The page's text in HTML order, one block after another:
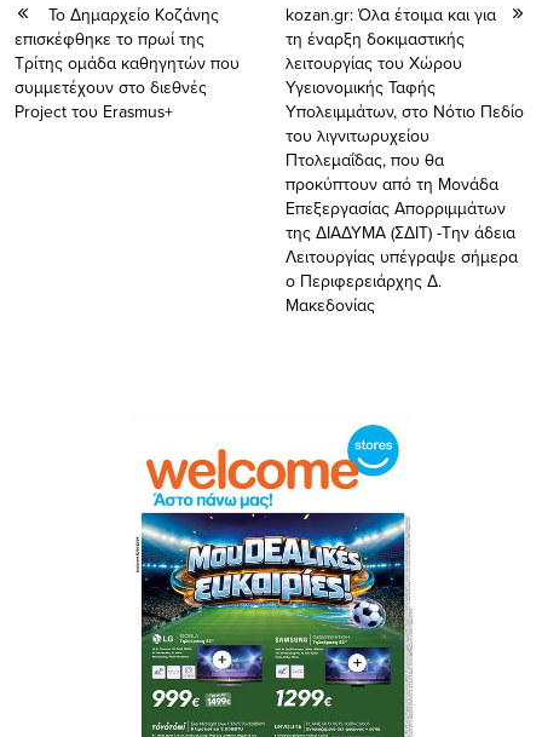
Το Δημαρχείο Κοζάνης
επισκέφθηκε το πρωί της
Τρίτης ομάδα καθηγητών που
συμμετέχουν στο διεθνές
Project του Erasmus+
kozan.gr: Όλα έτοιμα και για
τη έναρξη δοκιμαστικής
λειτουργίας του Χώρου
Υγειονομικής Ταφής
Υπολειμμάτων, στο Νότιο Πεδίο
του λιγνιτωρυχείου
Πτολεμαΐδας, που θα
προκύπτουν από τη Μονάδα
Επεξεργασίας Απορριμμάτων
της ΔΙΑΔΥΜΑ (ΣΔΙΤ) -Την άδεια
Λειτουργίας υπέγραψε σήμερα
ο Περιφερειάρχης Δ.
Μακεδονίας